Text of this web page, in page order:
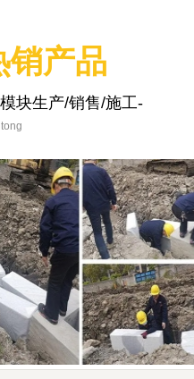
销产品
块生产/销售/施工-